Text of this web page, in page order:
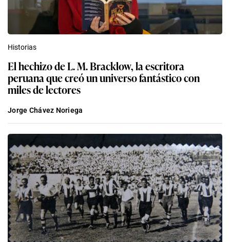
Historias
El hechizo de L. M. Bracklow, la escritora
peruana que creó un universo fantástico con
miles de lectores
Jorge Chávez Noriega